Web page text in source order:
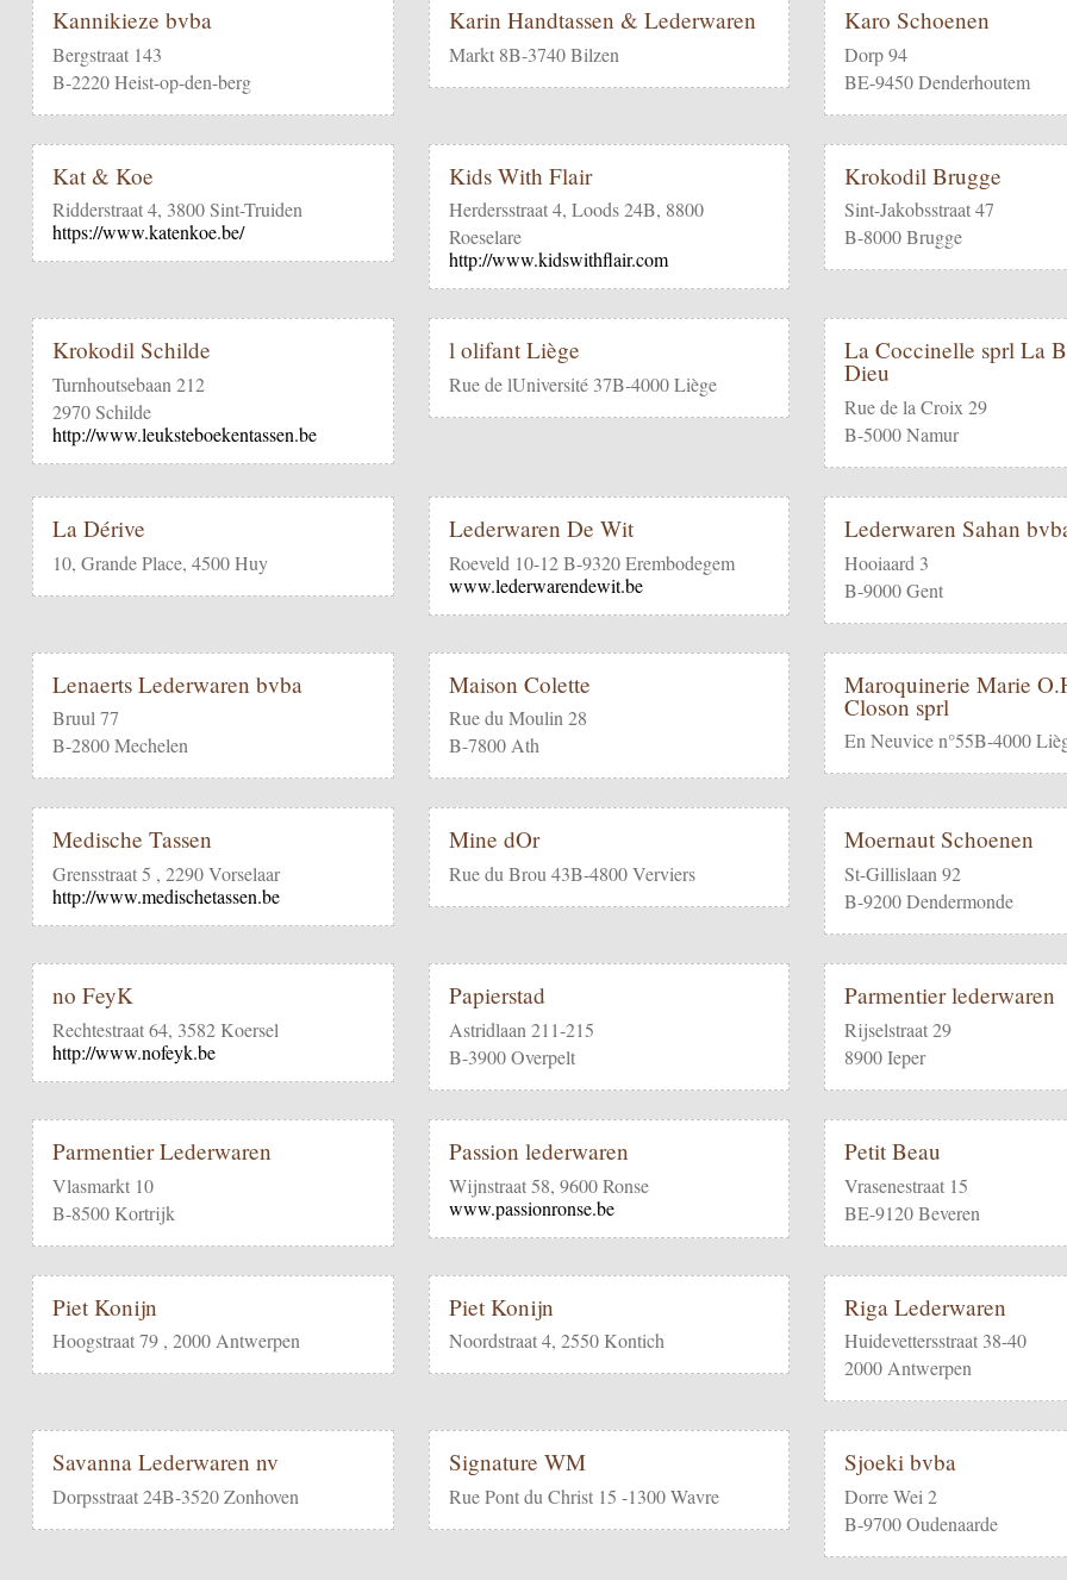
Kannikieze bvba
Bergstraat 143
B-2220 Heist-op-den-berg
Karin Handtassen & Lederwaren
Markt 8B-3740 Bilzen
Karo Schoenen
Dorp 94
BE-9450 Denderhoutem
Kat & Koe
Ridderstraat 4, 3800 Sint-Truiden
https://www.katenkoe.be/
Kids With Flair
Herdersstraat 4, Loods 24B, 8800
Roeselare
http://www.kidswithflair.com
Krokodil Brugge
Sint-Jakobsstraat 47
B-8000 Brugge
Krokodil Schilde
Turnhoutsebaan 212
2970 Schilde
http://www.leuksteboekentassen.be
l olifant Liège
Rue de lUniversité 37B-4000 Liège
La Coccinelle sprl La
Dieu
Rue de la Croix 29
B-5000 Namur
La Dérive
10, Grande Place, 4500 Huy
Lederwaren De Wit
Roeveld 10-12 B-9320 Erembodegem
www.lederwarendewit.be
Lederwaren Sahan
Hooiaard 3
B-9000 Gent
Lenaerts Lederwaren bvba
Bruul 77
B-2800 Mechelen
Maison Colette
Rue du Moulin 28
B-7800 Ath
Maroquinerie Marie
Closon sprl
En Neuvice n°55B-4000
Medische Tassen
Grensstraat 5 , 2290 Vorselaar
http://www.medischetassen.be
Mine dOr
Rue du Brou 43B-4800 Verviers
Moernaut Schoenen
St-Gillislaan 92
B-9200 Dendermonde
no FeyK
Rechtestraat 64, 3582 Koersel
http://www.nofeyk.be
Papierstad
Astridlaan 211-215
B-3900 Overpelt
Parmentier lederwaren
Rijselstraat 29
8900 Ieper
Parmentier Lederwaren
Vlasmarkt 10
B-8500 Kortrijk
Passion lederwaren
Wijnstraat 58, 9600 Ronse
www.passionronse.be
Petit Beau
Vrasenestraat 15
BE-9120 Beveren
Piet Konijn
Hoogstraat 79 , 2000 Antwerpen
Piet Konijn
Noordstraat 4, 2550 Kontich
Riga Lederwaren
Huidevettersstraat 38-40
2000 Antwerpen
Savanna Lederwaren nv
Dorpsstraat 24B-3520 Zonhoven
Signature WM
Rue Pont du Christ 15 -1300 Wavre
Sjoeki bvba
Dorre Wei 2
B-9700 Oudenaarde